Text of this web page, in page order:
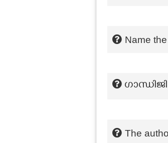
Name
The